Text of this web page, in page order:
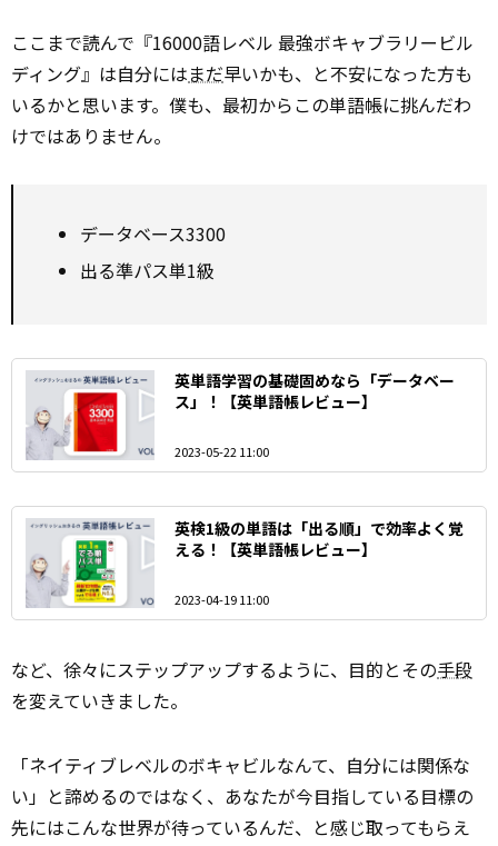
ここまで読んで『16000語レベル 最強ボキャブラリービル
ディング』は自分にはまだ早いかも、と不安になった方も
いるかと思います。僕も、最初からこの単語帳に挑んだわ
けではありません。
データベース3300
出る準パス単1級
英単語学習の基礎固めなら「データベー
ス」！【英単語帳レビュー】
2023-05-22 11:00
英検1級の単語は「出る順」で効率よく覚
える！【英単語帳レビュー】
2023-04-19 11:00
など、徐々にステップアップするように、目的とその手段
を変えていきました。
「ネイティブレベルのボキャビルなんて、自分には関係な
い」と諦めるのではなく、あなたが今目指している目標の
先にはこんな世界が待っているんだ、と感じ取ってもらえ